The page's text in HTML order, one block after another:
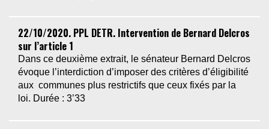
22/10/2020. PPL DETR. Intervention de Bernard Delcros
sur l’article 1
Dans ce deuxième extrait, le sénateur Bernard Delcros
évoque l’interdiction d’imposer des critères d’éligibilité
aux communes plus restrictifs que ceux fixés par la
loi. Durée : 3’33